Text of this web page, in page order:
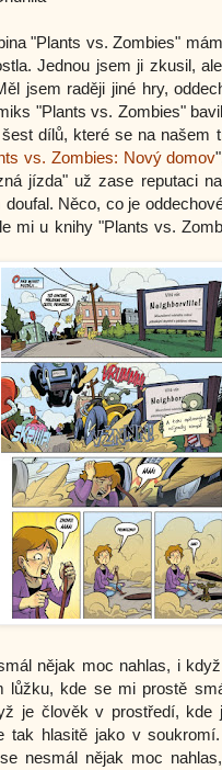
"Plants vs. Zombies"
Jednou jsem ji zkusil,
jsem raději jiné hry,
"Plants vs. Zombies"
dílů, které se na našem
vs. Zombies: Nový domov
jízda" už zase reputaci
Něco, co je
mi u knihy "Plants vs.
nějak moc nahlas, i
lůžku, kde se mi prostě
je člověk v prostředí,
tak hlasitě jako v
nesmál nějak moc